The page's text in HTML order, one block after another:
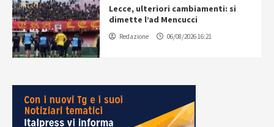
Lecce, ulteriori cambiamenti: si
dimette l’ad Mencucci
Redazione 06/08/2026 16:21